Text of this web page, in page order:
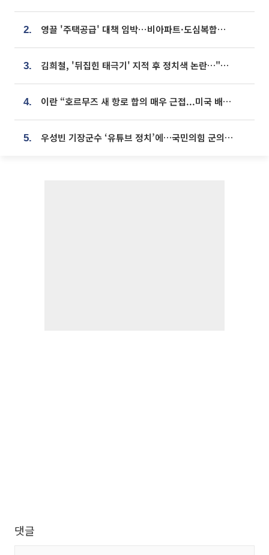
2. 영끌 '주택공급' 대책 임박⋯비아파트·도심복합까지 총동원
3. 김희철, '뒤집힌 태극기' 지적 후 정치색 논란…"좌우 떠나 우리나라 국기"
4. 이란 “호르무즈 새 항로 합의 매우 근접...미국 배상 먼저”
5. 우성빈 기장군수 ‘유튜브 정치’에…국민의힘 군의원들 집단 반발
댓글